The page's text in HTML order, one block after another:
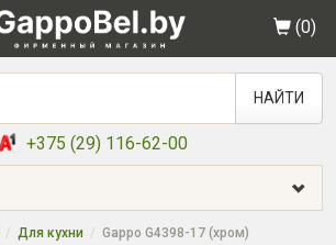
(0)
НАЙТИ
+375 (29) 116-62-00
Для кухни Gappo G4398-17 (хром)